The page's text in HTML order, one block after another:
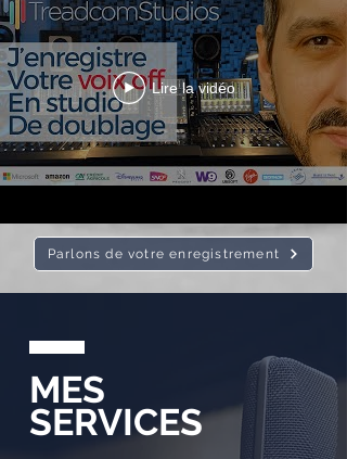
Lire la vidéo
Parlons de votre enregistrement
MES
SERVICES